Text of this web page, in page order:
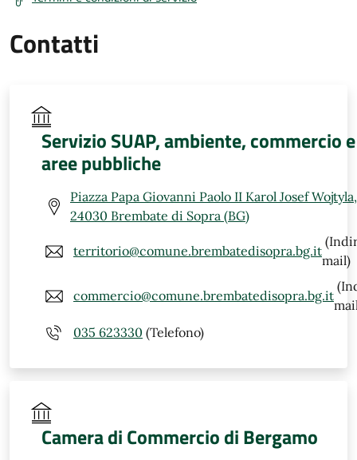
Contatti
Servizio SUAP, ambiente, commercio e
aree pubbliche
Piazza Papa Giovanni Paolo II Karol Josef
24030 Brembate di Sopra (BG)
territorio@comune.brembatedisopra.bg.it
mail)
commercio@comune.brembatedisopra.bg.it
035 623330 (Telefono)
Camera di Commercio di Bergamo